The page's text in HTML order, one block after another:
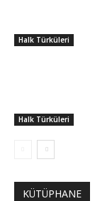
Halk Türküleri
Halk Türküleri
KÜTÜPHANE